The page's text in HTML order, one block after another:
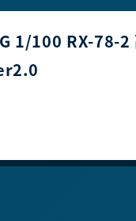
1/100 RX-78-2